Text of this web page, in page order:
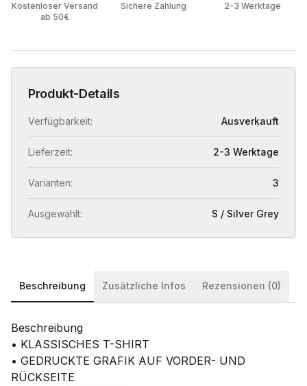
Kostenloser Versand
ab 50€
Sichere Zahlung 2-3 Werktage
Produkt-Details
Verfügbarkeit: Ausverkauft
Lieferzeit: 2-3 Werktage
Varianten: 3
Ausgewählt: S / Silver Grey
Beschreibung Zusätzliche Infos Rezensionen (0)
Beschreibung
• KLASSISCHES T-SHIRT
• GEDRUCKTE GRAFIK AUF VORDER- UND
RÜCKSEITE